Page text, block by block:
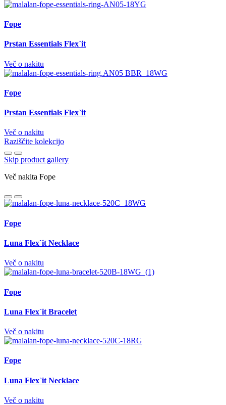
Fope
Prstan Essentials Flex`it
Več o nakitu
Fope
Prstan Essentials Flex`it
Več o nakitu
Raziščite kolekcijo
Skip product gallery
Več nakita Fope
Fope
Luna Flex`it Necklace
Več o nakitu
Fope
Luna Flex`it Bracelet
Več o nakitu
Fope
Luna Flex`it Necklace
Več o nakitu